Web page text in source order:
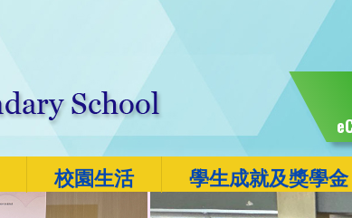
校園生活 學生成就及獎學金